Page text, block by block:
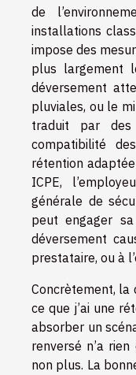
de
installations
impose des
plus largement
déversement
pluviales, ou le
traduit par des
compatibilité
rétention
ICPE,
générale de
peut engager
déversement
prestataire, ou à
Concrètement, la
ce que j’ai une
absorber un
renversé n’a rien
non plus. La